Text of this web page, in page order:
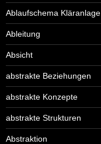
Ablaufschema Kläranlage
Ableitung
Absicht
abstrakte Beziehungen
abstrakte Konzepte
abstrakte Strukturen
Abstraktion